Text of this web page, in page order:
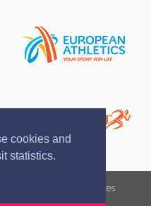
cookies and
statistics.
Terms of services